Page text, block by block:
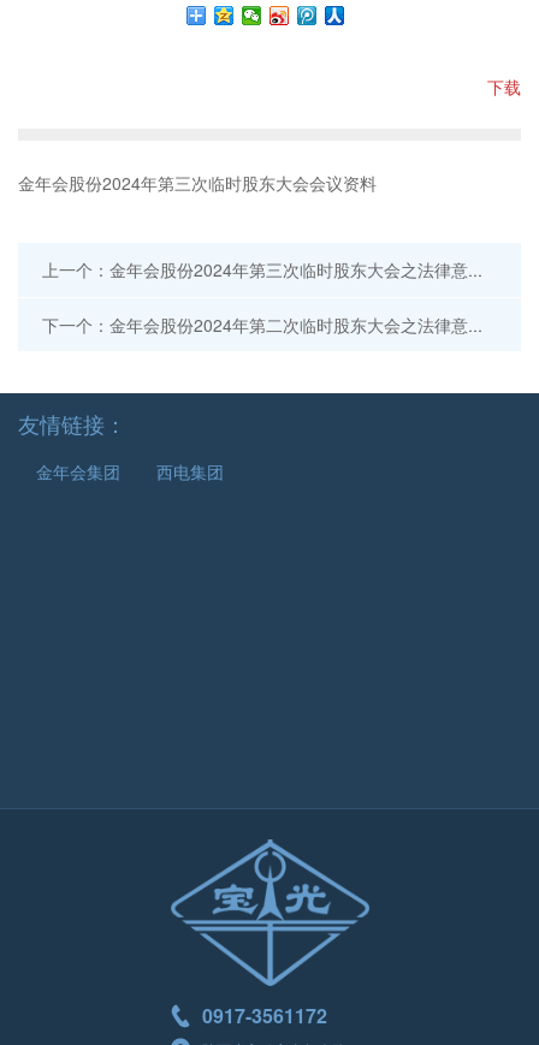
下载
金年会股份2024年第三次临时股东大会会议资料
上一个：金年会股份2024年第三次临时股东大会之法律意见书
下一个：金年会股份2024年第二次临时股东大会之法律意见书
友情链接：
金年会集团 西电集团
0917-3561172